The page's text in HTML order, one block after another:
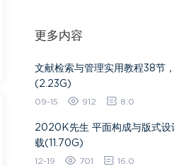
更多内容
文献检索与管理实用教程38节
(2.23G)
09-15 912 8.0
2020K先生 平面构成与版式设
载(11.70G)
12-19 701 16.0